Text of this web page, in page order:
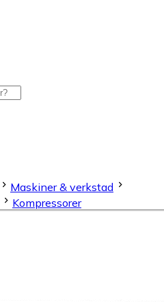
Maskiner & verkstad
Kompressorer